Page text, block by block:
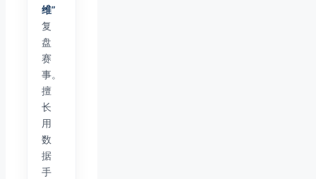
维”
复
盘
赛
事。
擅
长
用
数
据
手